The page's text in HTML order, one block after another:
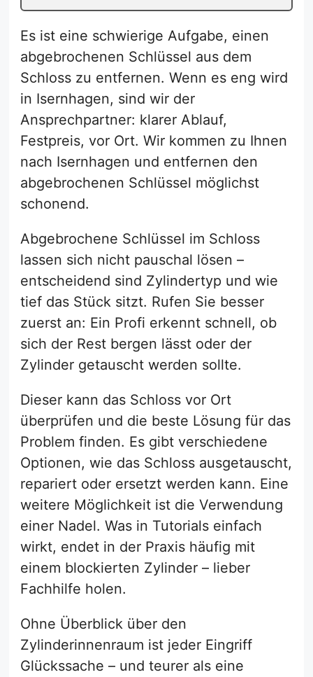
Es ist eine schwierige Aufgabe, einen
abgebrochenen Schlüssel aus dem
Schloss zu entfernen. Wenn es eng wird
in Isernhagen, sind wir der
Ansprechpartner: klarer Ablauf,
Festpreis, vor Ort. Wir kommen zu Ihnen
nach Isernhagen und entfernen den
abgebrochenen Schlüssel möglichst
schonend.
Abgebrochene Schlüssel im Schloss
lassen sich nicht pauschal lösen –
entscheidend sind Zylindertyp und wie
tief das Stück sitzt. Rufen Sie besser
zuerst an: Ein Profi erkennt schnell, ob
sich der Rest bergen lässt oder der
Zylinder getauscht werden sollte.
Dieser kann das Schloss vor Ort
überprüfen und die beste Lösung für das
Problem finden. Es gibt verschiedene
Optionen, wie das Schloss ausgetauscht,
repariert oder ersetzt werden kann. Eine
weitere Möglichkeit ist die Verwendung
einer Nadel. Was in Tutorials einfach
wirkt, endet in der Praxis häufig mit
einem blockierten Zylinder – lieber
Fachhilfe holen.
Ohne Überblick über den
Zylinderinnenraum ist jeder Eingriff
Glückssache – und teurer als eine